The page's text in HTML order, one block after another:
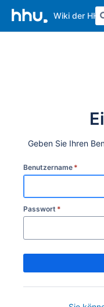
Wiki der HHU
Geben Sie Ihren
Benutzername *
Passwort *